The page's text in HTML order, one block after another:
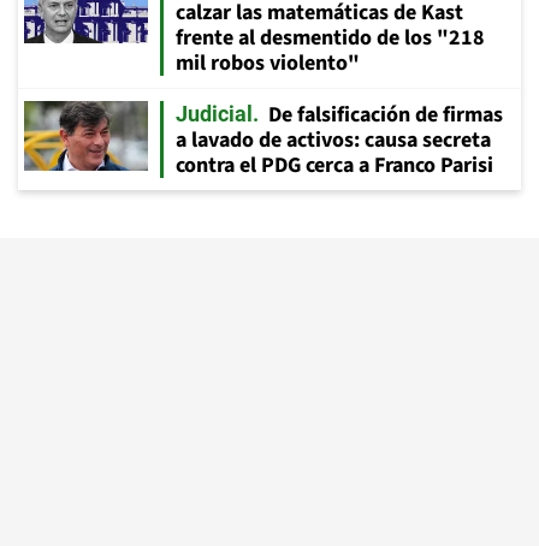
calzar las matemáticas de Kast
frente al desmentido de los "218
mil robos violento"
Judicial
De falsificación de firmas
a lavado de activos: causa secreta
contra el PDG cerca a Franco Parisi